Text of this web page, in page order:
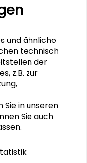
„Krieg in
in
und ähnliche
technisch
der
z.B. zur
Sie in unseren
Sie auch